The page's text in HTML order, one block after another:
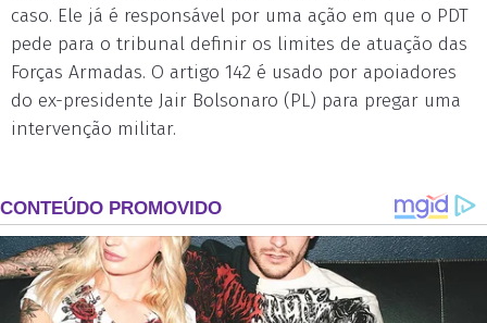
caso. Ele já é responsável por uma ação em que o PDT
pede para o tribunal definir os limites de atuação das
Forças Armadas. O artigo 142 é usado por apoiadores
do ex-presidente Jair Bolsonaro (PL) para pregar uma
intervenção militar.